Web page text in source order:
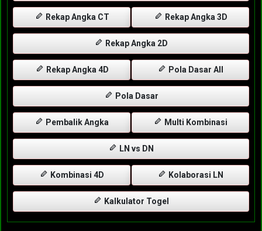
Rekap Angka CT Rekap Angka 3D
Rekap Angka 2D
Rekap Angka 4D Pola Dasar All
Pola Dasar
Pembalik Angka Multi Kombinasi
LN vs DN
Kombinasi 4D Kolaborasi LN
Kalkulator Togel